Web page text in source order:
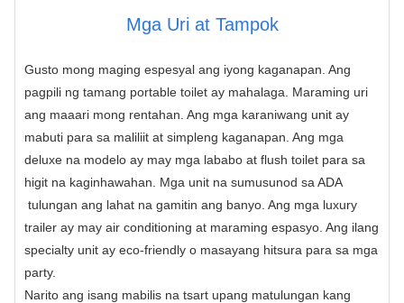
Mga Uri at Tampok
Gusto mong maging espesyal ang iyong kaganapan. Ang
pagpili ng tamang portable toilet ay mahalaga. Maraming uri
ang maaari mong rentahan. Ang mga karaniwang unit ay
mabuti para sa maliliit at simpleng kaganapan. Ang mga
deluxe na modelo ay may mga lababo at flush toilet para sa
higit na kaginhawahan. Mga unit na sumusunod sa ADA
tulungan ang lahat na gamitin ang banyo. Ang mga luxury
trailer ay may air conditioning at maraming espasyo. Ang ilang
specialty unit ay eco-friendly o masayang hitsura para sa mga
party.
Narito ang isang mabilis na tsart upang matulungan kang